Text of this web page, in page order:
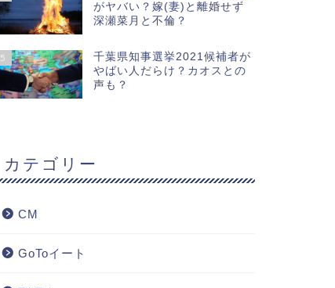
がヤバい？嫁(妻)と離婚せず
深瀬菜月と不倫？
5
千葉県知事選挙2021候補者が
やばい人だらけ？カオスとの
声も？
カテゴリー
CM
GoToイート